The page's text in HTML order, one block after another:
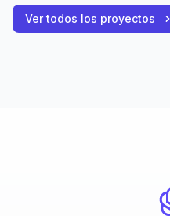
Ver todos los proyectos